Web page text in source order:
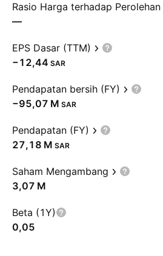
Rasio Harga terhadap Perolehan
—
EPS Dasar (TTM)
−12,44 SAR
Pendapatan bersih (FY)
‪−95,07 M‬ SAR
Pendapatan (FY)
‪27,18 M‬ SAR
Saham Mengambang
‪3,07 M‬
Beta (1Y)
0,05